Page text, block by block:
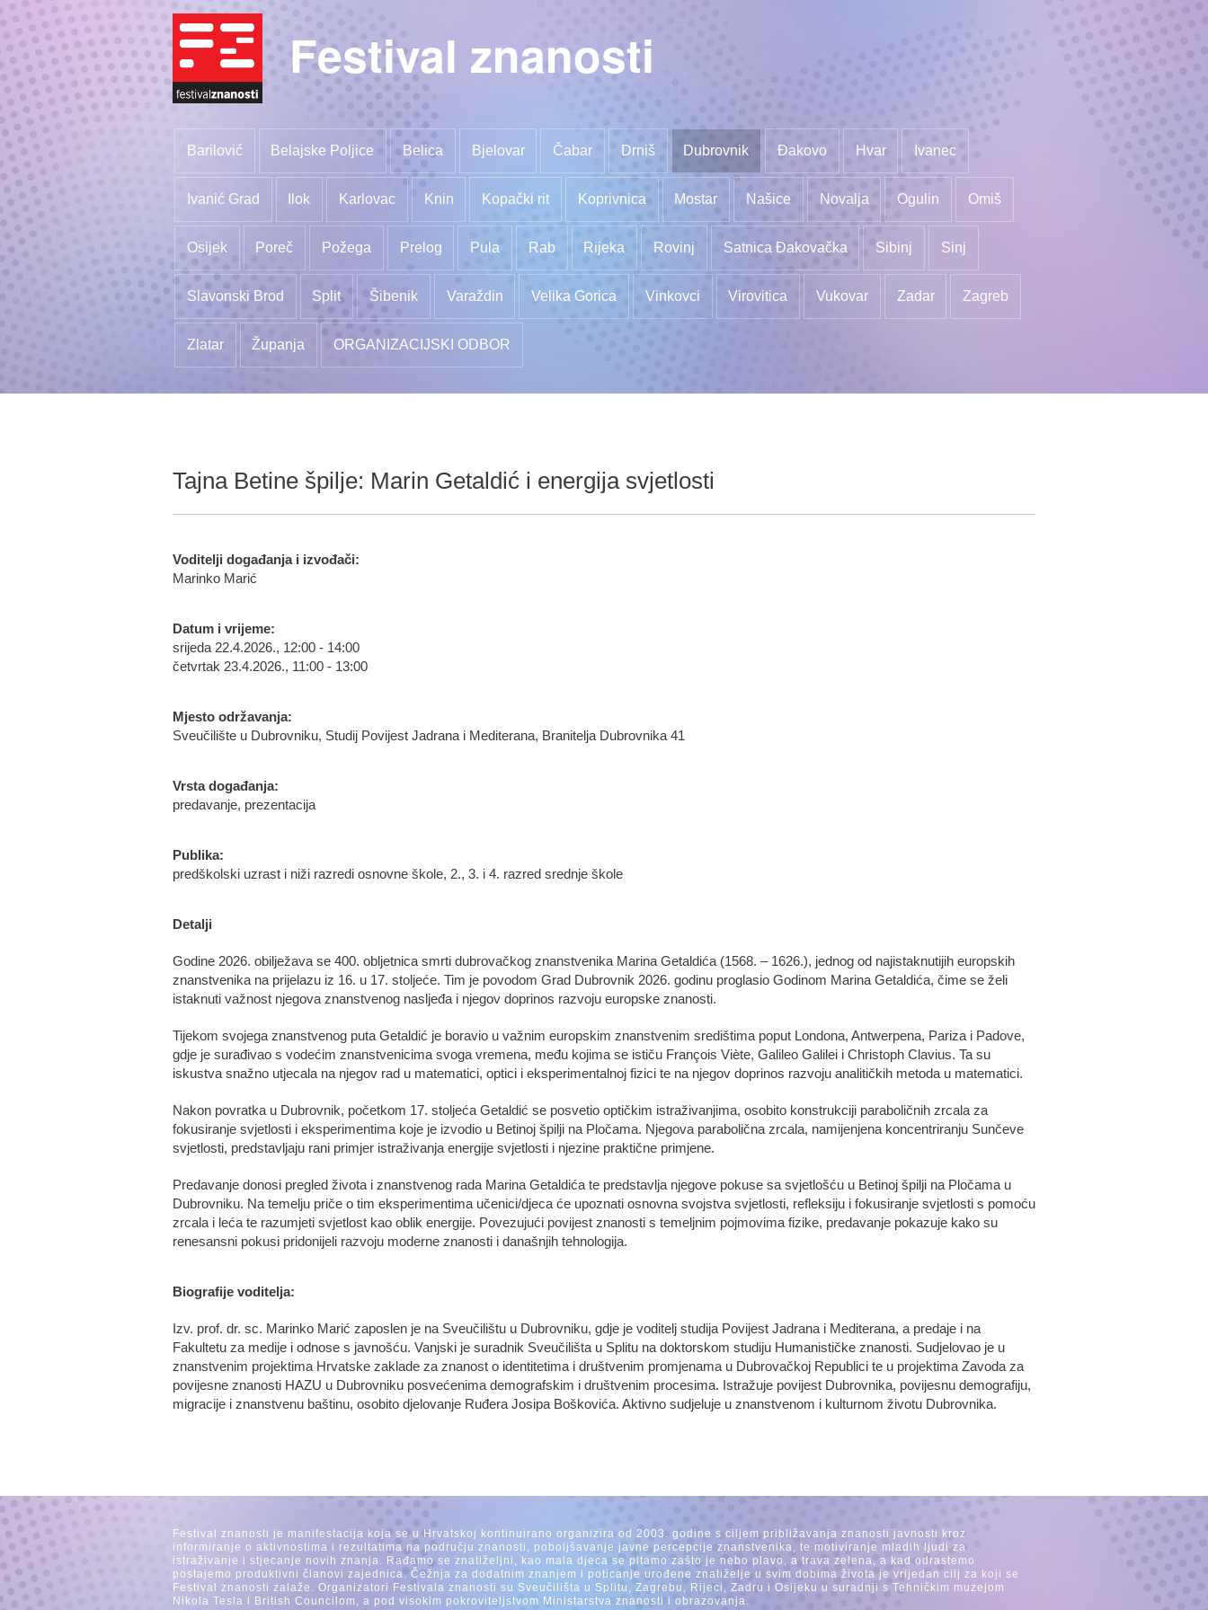
Festival znanosti
Barilović Belajske Poljice Belica Bjelovar Čabar Drniš Dubrovnik Đakovo Hvar Ivanec
Ivanić Grad Ilok Karlovac Knin Kopački rit Koprivnica Mostar Našice Novalja Ogulin Omiš
Osijek Poreč Požega Prelog Pula Rab Rijeka Rovinj Satnica Đakovačka Sibinj Sinj
Slavonski Brod Split Šibenik Varaždin Velika Gorica Vinkovci Virovitica Vukovar Zadar Zagreb
Zlatar Županja ORGANIZACIJSKI ODBOR
Tajna Betine špilje: Marin Getaldić i energija svjetlosti
Voditelji događanja i izvođači:
Marinko Marić
Datum i vrijeme:
srijeda 22.4.2026., 12:00 - 14:00
četvrtak 23.4.2026., 11:00 - 13:00
Mjesto održavanja:
Sveučilište u Dubrovniku, Studij Povijest Jadrana i Mediterana, Branitelja Dubrovnika 41
Vrsta događanja:
predavanje, prezentacija
Publika:
predškolski uzrast i niži razredi osnovne škole, 2., 3. i 4. razred srednje škole
Detalji
Godine 2026. obilježava se 400. obljetnica smrti dubrovačkog znanstvenika Marina Getaldića (1568. – 1626.), jednog od najistaknutijih europskih
znanstvenika na prijelazu iz 16. u 17. stoljeće. Tim je povodom Grad Dubrovnik 2026. godinu proglasio Godinom Marina Getaldića, čime se želi
istaknuti važnost njegova znanstvenog nasljeđa i njegov doprinos razvoju europske znanosti.
Tijekom svojega znanstvenog puta Getaldić je boravio u važnim europskim znanstvenim središtima poput Londona, Antwerpena, Pariza i Padove,
gdje je surađivao s vodećim znanstvenicima svoga vremena, među kojima se ističu François Viète, Galileo Galilei i Christoph Clavius. Ta su
iskustva snažno utjecala na njegov rad u matematici, optici i eksperimentalnoj fizici te na njegov doprinos razvoju analitičkih metoda u matematici.
Nakon povratka u Dubrovnik, početkom 17. stoljeća Getaldić se posvetio optičkim istraživanjima, osobito konstrukciji paraboličnih zrcala za
fokusiranje svjetlosti i eksperimentima koje je izvodio u Betinoj špilji na Pločama. Njegova parabolična zrcala, namijenjena koncentriranju Sunčeve
svjetlosti, predstavljaju rani primjer istraživanja energije svjetlosti i njezine praktične primjene.
Predavanje donosi pregled života i znanstvenog rada Marina Getaldića te predstavlja njegove pokuse sa svjetlošću u Betinoj špilji na Pločama u
Dubrovniku. Na temelju priče o tim eksperimentima učenici/djeca će upoznati osnovna svojstva svjetlosti, refleksiju i fokusiranje svjetlosti s pomoću
zrcala i leća te razumjeti svjetlost kao oblik energije. Povezujući povijest znanosti s temeljnim pojmovima fizike, predavanje pokazuje kako su
renesansni pokusi pridonijeli razvoju moderne znanosti i današnjih tehnologija.
Biografije voditelja:
Izv. prof. dr. sc. Marinko Marić zaposlen je na Sveučilištu u Dubrovniku, gdje je voditelj studija Povijest Jadrana i Mediterana, a predaje i na
Fakultetu za medije i odnose s javnošću. Vanjski je suradnik Sveučilišta u Splitu na doktorskom studiju Humanističke znanosti. Sudjelovao je u
znanstvenim projektima Hrvatske zaklade za znanost o identitetima i društvenim promjenama u Dubrovačkoj Republici te u projektima Zavoda za
povijesne znanosti HAZU u Dubrovniku posvećenima demografskim i društvenim procesima. Istražuje povijest Dubrovnika, povijesnu demografiju,
migracije i znanstvenu baštinu, osobito djelovanje Ruđera Josipa Boškovića. Aktivno sudjeluje u znanstvenom i kulturnom životu Dubrovnika.
Festival znanosti je manifestacija koja se u Hrvatskoj kontinuirano organizira od 2003. godine s ciljem približavanja znanosti javnosti kroz
informiranje o aktivnostima i rezultatima na području znanosti, poboljšavanje javne percepcije znanstvenika, te motiviranje mladih ljudi za
istraživanje i stjecanje novih znanja. Rađamo se znatiželjni, kao mala djeca se pitamo zašto je nebo plavo, a trava zelena, a kad odrastemo
postajemo produktivni članovi zajednica. Čežnja za dodatnim znanjem i poticanje urođene znatiželje u svim dobima života je vrijedan cilj za koji se
Festival znanosti zalaže. Organizatori Festivala znanosti su Sveučilišta u Splitu, Zagrebu, Rijeci, Zadru i Osijeku u suradnji s Tehničkim muzejom
Nikola Tesla i British Councilom, a pod visokim pokroviteljstvom Ministarstva znanosti i obrazovanja.